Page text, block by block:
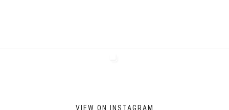
VIEW ON INSTAGRAM